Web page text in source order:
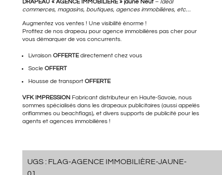
INITIAL
ÉTAIT :
DRAPEAU « AGENCE IMMOBILIÈRE » jaune Neuf– Idéal
commerces, magasins, boutiques, agences immobilières, etc…
Augmentez vos ventes ! Une visibilité énorme !
Profitez de nos drapeau pour agence immobilières pas cher pour
vous démarquer de vos concurrents.
Livraison OFFERTEdirectement chez vous
Socle OFFERT
Housse de transport OFFERTE
VFK IMPRESSION Fabricant distributeur en Haute-Savoie, nous
sommes spécialisés dans les drapeaux publicitaires (aussi appelés
oriflammes ou beachflags), et divers supports de publicité pour les
agents et agences immobilières !
UGS : FLAG-AGENCE IMMOBILIÈRE-JAUNE-